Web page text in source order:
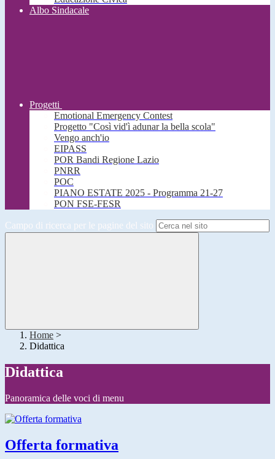
Albo Sindacale
Progetti
Emotional Emergency Contest
Progetto "Così vid'ì adunar la bella scola"
Vengo anch'io
EIPASS
POR Bandi Regione Lazio
PNRR
POC
PIANO ESTATE 2025 - Programma 21-27
PON FSE-FESR
Campo di ricerca per le pagine del sito
Home >
Didattica
Didattica
Panoramica delle voci di menu
Offerta formativa